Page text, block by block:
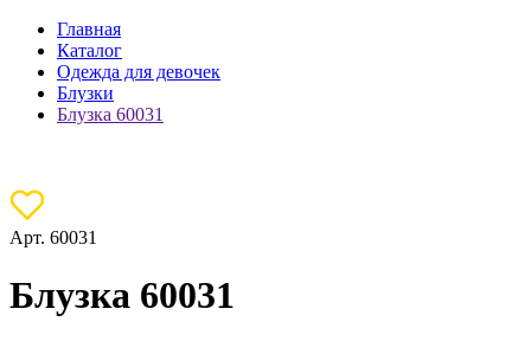
Главная
Каталог
Одежда для девочек
Блузки
Блузка 60031
Арт. 60031
Блузка 60031